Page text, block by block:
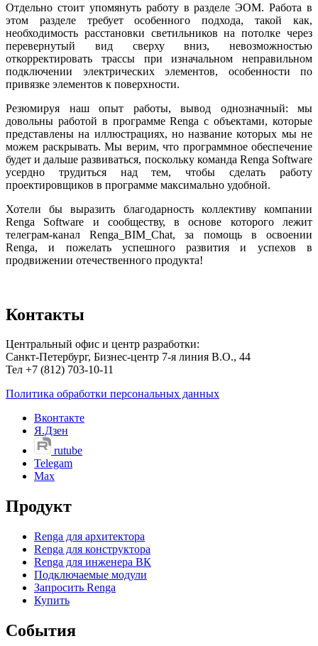
Отдельно стоит упомянуть работу в разделе ЭОМ. Работа в
этом разделе требует особенного подхода, такой как,
необходимость расстановки светильников на потолке через
перевернутый вид сверху вниз, невозможностью
откорректировать трассы при изначальном неправильном
подключении электрических элементов, особенности по
привязке элементов к поверхности.
Резюмируя наш опыт работы, вывод однозначный: мы
довольны работой в программе Renga с объектами, которые
представлены на иллюстрациях, но название которых мы не
можем раскрывать. Мы верим, что программное обеспечение
будет и дальше развиваться, поскольку команда Renga Software
усердно трудиться над тем, чтобы сделать работу
проектировщиков в программе максимально удобной.
Хотели бы выразить благодарность коллективу компании
Renga Software и сообществу, в основе которого лежит
телеграм-канал Renga_BIM_Chat, за помощь в освоении
Renga, и пожелать успешного развития и успехов в
продвижении отечественного продукта!
Контакты
Центральный офис и центр разработки:
Санкт-Петербург, Бизнес-центр 7-я линия В.О., 44
Тел +7 (812) 703-10-11
Политика обработки персональных данных
Вконтакте
Я.Дзен
rutube
Telegam
Max
Продукт
Renga для архитектора
Renga для конструктора
Renga для инженера ВК
Подключаемые модули
Запросить Renga
Купить
События